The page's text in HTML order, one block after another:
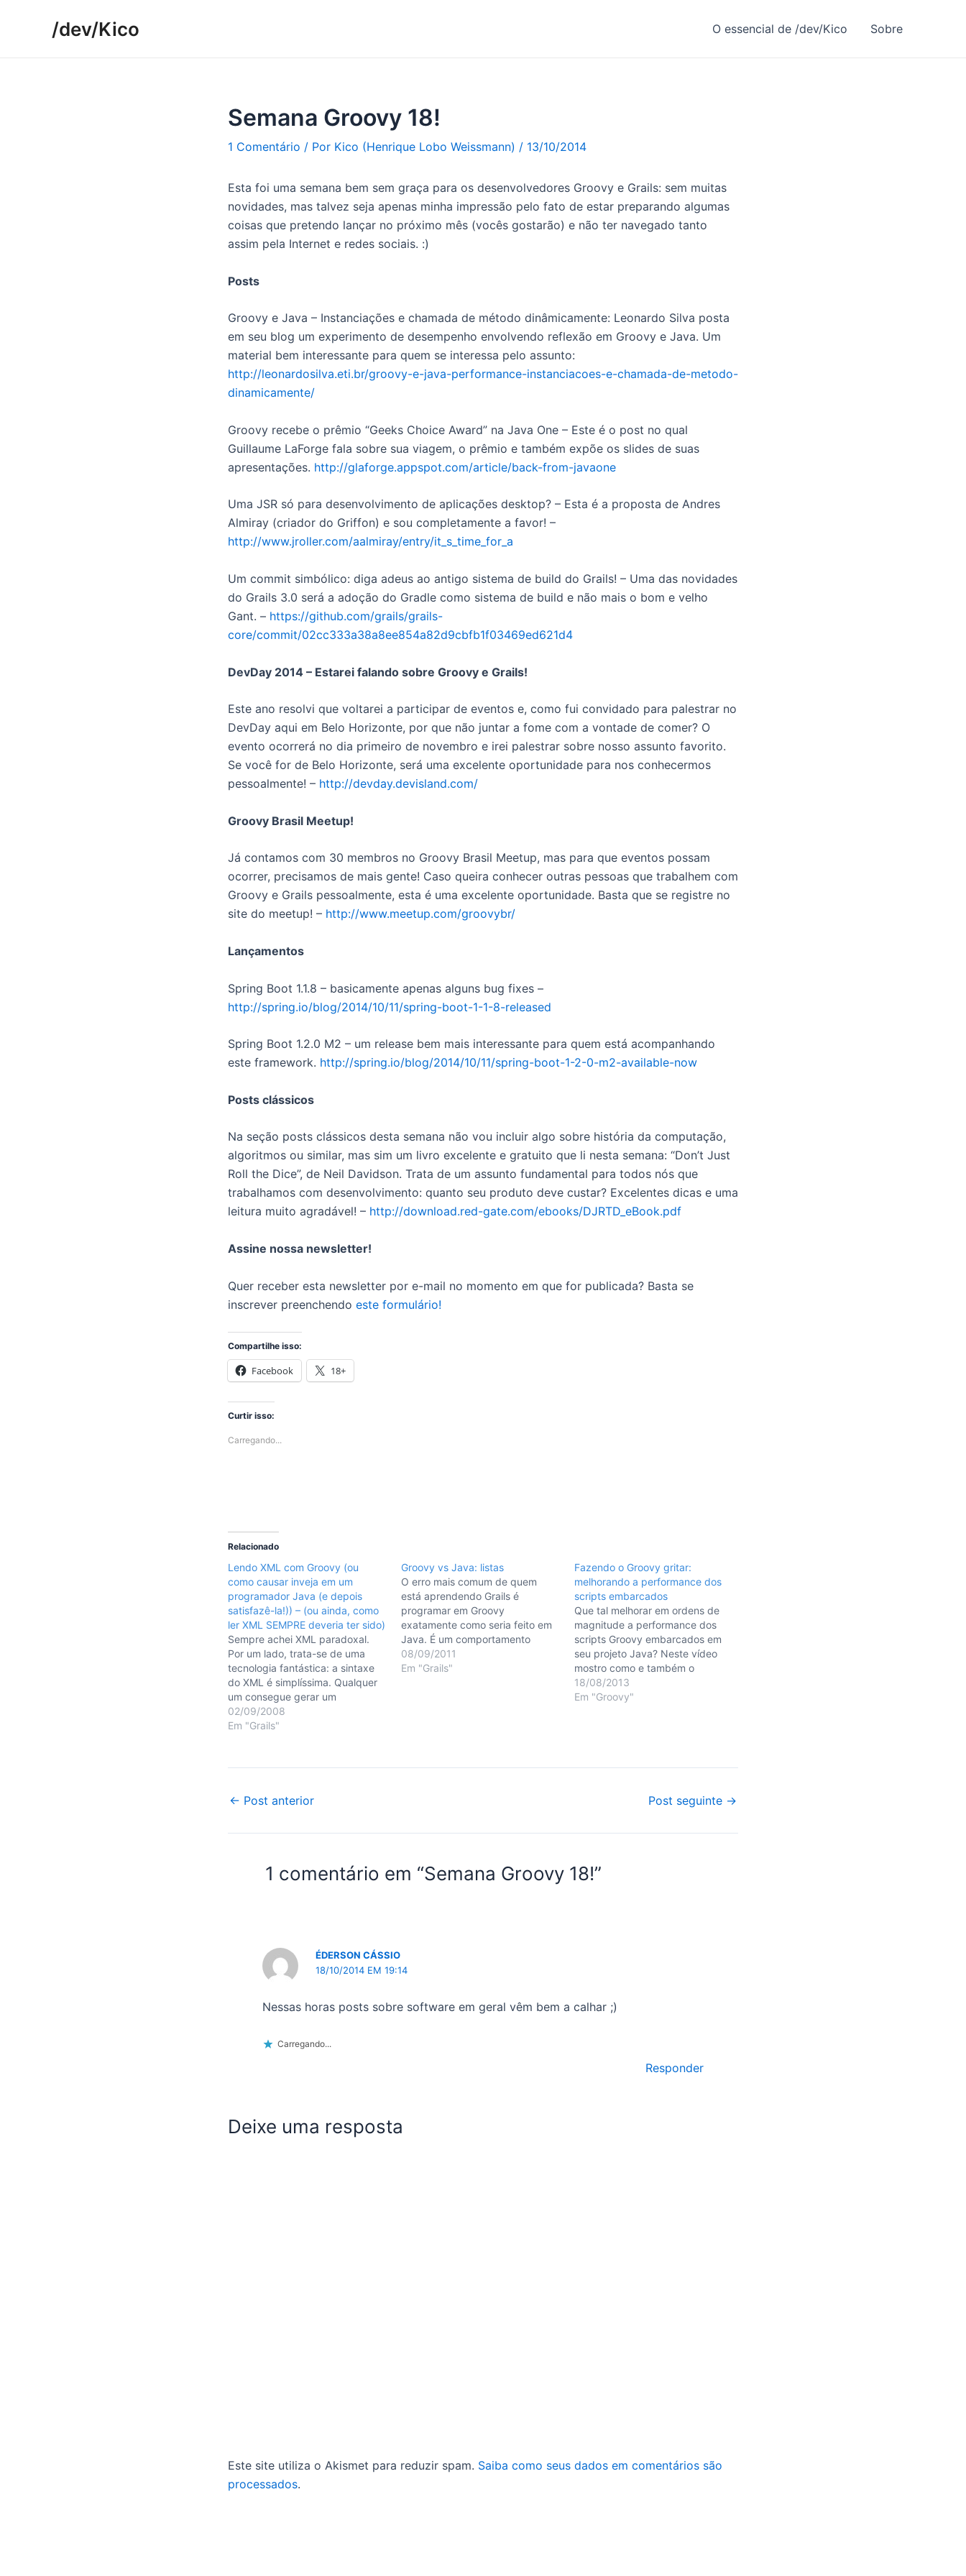
/dev/Kico O essencial de /dev/Kico Sobre
Semana Groovy 18!
1 Comentário / Por Kico (Henrique Lobo Weissmann) / 13/10/2014
Esta foi uma semana bem sem graça para os desenvolvedores Groovy e Grails: sem muitas
novidades, mas talvez seja apenas minha impressão pelo fato de estar preparando algumas
coisas que pretendo lançar no próximo mês (vocês gostarão) e não ter navegado tanto
assim pela Internet e redes sociais. :)
Posts
Groovy e Java – Instanciações e chamada de método dinâmicamente: Leonardo Silva posta
em seu blog um experimento de desempenho envolvendo reflexão em Groovy e Java. Um
material bem interessante para quem se interessa pelo assunto:
http://leonardosilva.eti.br/groovy-e-java-performance-instanciacoes-e-chamada-de-metodo-
dinamicamente/
Groovy recebe o prêmio “Geeks Choice Award” na Java One – Este é o post no qual
Guillaume LaForge fala sobre sua viagem, o prêmio e também expõe os slides de suas
apresentações. http://glaforge.appspot.com/article/back-from-javaone
Uma JSR só para desenvolvimento de aplicações desktop? – Esta é a proposta de Andres
Almiray (criador do Griffon) e sou completamente a favor! –
http://www.jroller.com/aalmiray/entry/it_s_time_for_a
Um commit simbólico: diga adeus ao antigo sistema de build do Grails! – Uma das novidades
do Grails 3.0 será a adoção do Gradle como sistema de build e não mais o bom e velho
Gant. – https://github.com/grails/grails-
core/commit/02cc333a38a8ee854a82d9cbfb1f03469ed621d4
DevDay 2014 – Estarei falando sobre Groovy e Grails!
Este ano resolvi que voltarei a participar de eventos e, como fui convidado para palestrar no
DevDay aqui em Belo Horizonte, por que não juntar a fome com a vontade de comer? O
evento ocorrerá no dia primeiro de novembro e irei palestrar sobre nosso assunto favorito.
Se você for de Belo Horizonte, será uma excelente oportunidade para nos conhecermos
pessoalmente! – http://devday.devisland.com/
Groovy Brasil Meetup!
Já contamos com 30 membros no Groovy Brasil Meetup, mas para que eventos possam
ocorrer, precisamos de mais gente! Caso queira conhecer outras pessoas que trabalhem com
Groovy e Grails pessoalmente, esta é uma excelente oportunidade. Basta que se registre no
site do meetup! – http://www.meetup.com/groovybr/
Lançamentos
Spring Boot 1.1.8 – basicamente apenas alguns bug fixes –
http://spring.io/blog/2014/10/11/spring-boot-1-1-8-released
Spring Boot 1.2.0 M2 – um release bem mais interessante para quem está acompanhando
este framework. http://spring.io/blog/2014/10/11/spring-boot-1-2-0-m2-available-now
Posts clássicos
Na seção posts clássicos desta semana não vou incluir algo sobre história da computação,
algoritmos ou similar, mas sim um livro excelente e gratuito que li nesta semana: “Don’t Just
Roll the Dice”, de Neil Davidson. Trata de um assunto fundamental para todos nós que
trabalhamos com desenvolvimento: quanto seu produto deve custar? Excelentes dicas e uma
leitura muito agradável! – http://download.red-gate.com/ebooks/DJRTD_eBook.pdf
Assine nossa newsletter!
Quer receber esta newsletter por e-mail no momento em que for publicada? Basta se
inscrever preenchendo este formulário!
Compartilhe isso:
Facebook 18+
Curtir isso:
Carregando...
Relacionado
Lendo XML com Groovy (ou
como causar inveja em um
programador Java (e depois
satisfazê-la!)) – (ou ainda, como
ler XML SEMPRE deveria ter sido)
Sempre achei XML paradoxal.
Por um lado, trata-se de uma
tecnologia fantástica: a sintaxe
do XML é simplíssima. Qualquer
um consegue gerar um
documento no formato XML. No
entanto, em contrapartida, ler o
Há ferramentas que facilitam
02/09/2008
Em "Grails"
Groovy vs Java: listas
O erro mais comum de quem
está aprendendo Grails é
programar em Groovy
exatamente como seria feito em
Java. É um comportamento
comum, visto que aparentemente
não há tantas diferenças
08/09/2011
Em "Grails"
Fazendo o Groovy gritar:
melhorando a performance dos
scripts embarcados
Que tal melhorar em ordens de
magnitude a performance dos
scripts Groovy embarcados em
seu projeto Java? Neste vídeo
mostro como e também o
"impacto" do Security Manager
do Java sobre a sua aplicação. :)
18/08/2013
Em "Groovy"
Post
← Post anterior Post seguinte →
1 comentário em “Semana Groovy 18!”
ÉDERSON CÁSSIO
18/10/2014 EM 19:14
Nessas horas posts sobre software em geral vêm bem a calhar ;)
Carregando...
Responder
Deixe uma resposta
Este site utiliza o Akismet para reduzir spam. Saiba como seus dados em comentários são
processados.